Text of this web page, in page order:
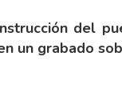
del
un grabado